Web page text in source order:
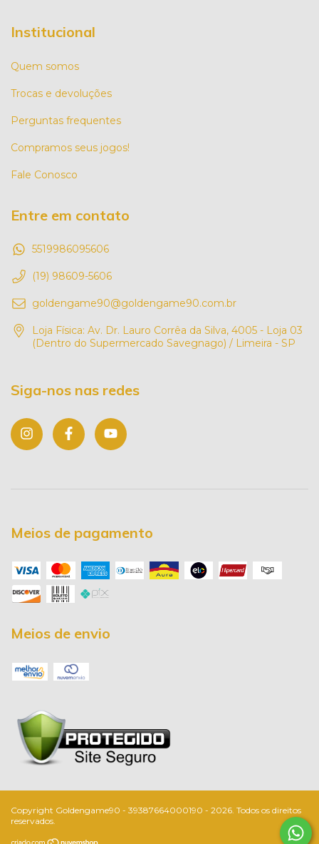
Institucional
Quem somos
Trocas e devoluções
Perguntas frequentes
Compramos seus jogos!
Fale Conosco
Entre em contato
5519986095606
(19) 98609-5606
goldengame90@goldengame90.com.br
Loja Física: Av. Dr. Lauro Corrêa da Silva, 4005 - Loja 03
(Dentro do Supermercado Savegnago) / Limeira - SP
Siga-nos nas redes
Meios de pagamento
Meios de envio
Copyright Goldengame90 - 39387664000190 - 2026. Todos os direitos
reservados.